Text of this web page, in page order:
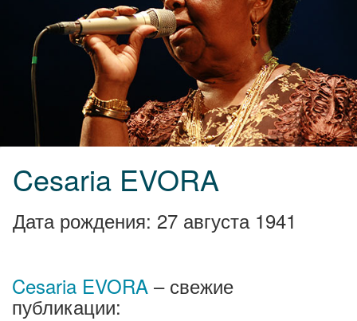
Cesaria EVORA
Дата рождения: 27 августа 1941
Cesaria EVORA – свежие
публикации: